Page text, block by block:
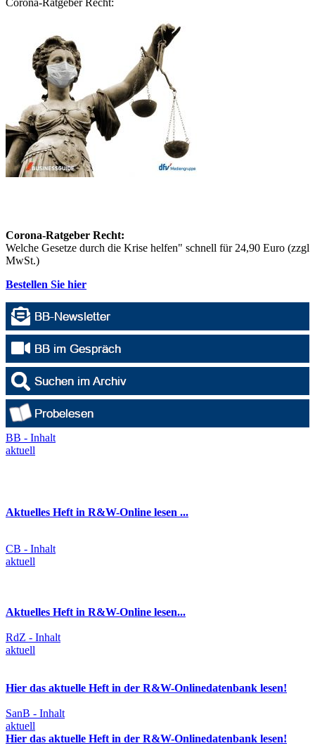
Corona-Ratgeber Recht:
Welche Gesetze durch die Krise helfen" schnell für 24,90 Euro (zzgl
MwSt.)
Bestellen Sie hier
BB - Inhalt
aktuell
Aktuelles Heft in R&W-Online lesen ...
CB - Inhalt
aktuell
Aktuelles Heft in R&W-Online lesen...
RdZ - Inhalt
aktuell
Hier das aktuelle Heft in der R&W-Onlinedatenbank lesen!
SanB - Inhalt
aktuell
Hier das aktuelle Heft in der R&W-Onlinedatenbank lesen!